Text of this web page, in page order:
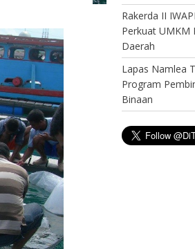
Rakerda II
Perkuat UMKM
Daerah
Lapas Namlea
Program
Binaan